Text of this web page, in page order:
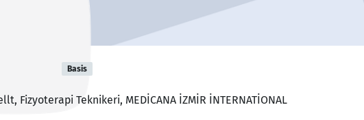
Basis
Fizyoterapi Teknikeri, MEDİCANA İZMİR İNTERNATİONAL